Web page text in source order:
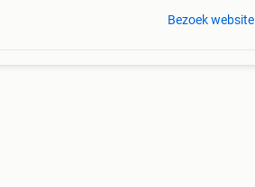
Bezoek website